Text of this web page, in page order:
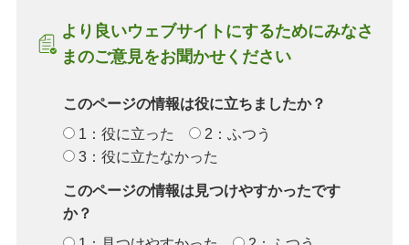
より良いウェブサイトにするためにみなさ
まのご意見をお聞かせください
このページの情報は役に立ちましたか？
1：役に立った
2：ふつう
3：役に立たなかった
このページの情報は見つけやすかったです
か？